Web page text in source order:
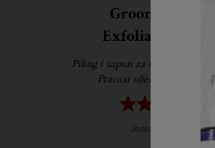
Grooming
Exfoliating Body
Piling i sapun za tijelo s prahom
Pracaxi uljem i vulkanskim
Jedna Veličina